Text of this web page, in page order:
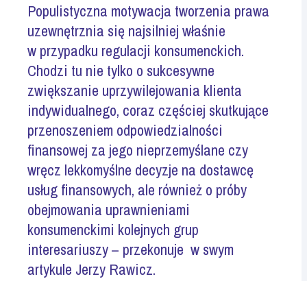
Populistyczna motywacja tworzenia prawa
uzewnętrznia się najsilniej właśnie
w przypadku regulacji konsumenckich.
Chodzi tu nie tylko o sukcesywne
zwiększanie uprzywilejowania klienta
indywidualnego, coraz częściej skutkujące
przenoszeniem odpowiedzialności
finansowej za jego nieprzemyślane czy
wręcz lekkomyślne decyzje na dostawcę
usług finansowych, ale również o próby
obejmowania uprawnieniami
konsumenckimi kolejnych grup
interesariuszy – przekonuje w swym
artykule Jerzy Rawicz.